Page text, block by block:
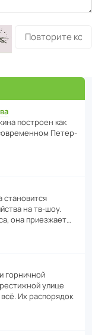
пост­роен как
Пете­р­
стано­вится
на тв-шоу.
она приезжает…
горни­чной
улице
Их распо­рядок